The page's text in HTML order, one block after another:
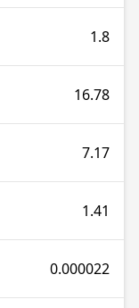
1.8
16.78
7.17
1.41
0.000022